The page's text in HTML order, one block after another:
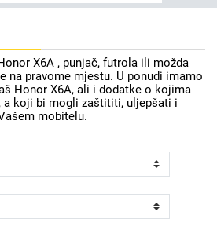
X6A , punjač, futrola ili možda
na pravome mjestu. U ponudi imamo
Honor X6A, ali i dodatke o kojima
a koji bi mogli zaštititi, uljepšati i
mobitelu.
Line Art
Apple
10.0 - 12.0 inča
Držači za bicikl
Power bank
Bluetooth Zvučnici
memorijske kartice
Punjači za laptope